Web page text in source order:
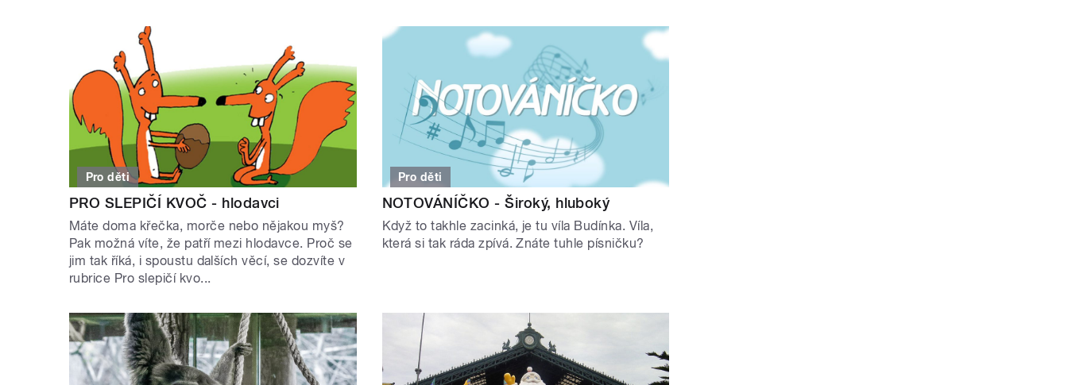
Pro děti
PRO SLEPIČÍ KVOČ - hlodavci
Máte doma křečka, morče nebo nějakou myš?
Pak možná víte, že patří mezi hlodavce. Proč se
jim tak říká, i spoustu dalších věcí, se dozvíte v
rubrice Pro slepičí kvo...
Pro děti
NOTOVÁNÍČKO - Široký, hluboký
Když to takhle zacinká, je tu víla Budínka. Víla,
která si tak ráda zpívá. Znáte tuhle písničku?